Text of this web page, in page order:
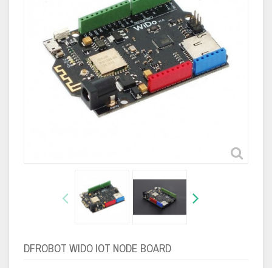
DFROBOT WIDO IOT NODE BOARD